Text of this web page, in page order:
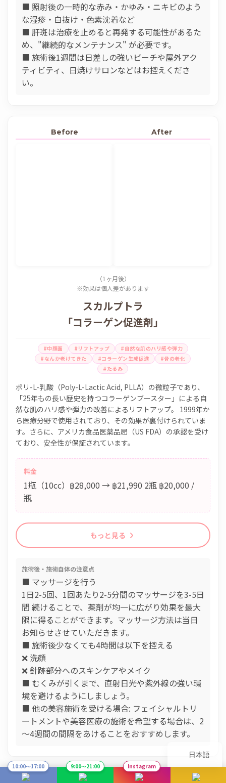
■ 照射後の一時的な赤み・かゆみ・ニキビのよう
な湿疹・白抜け・色素沈着など
■ 肝斑は治療を止めると再発する可能性があるた
め、"継続的なメンテナンス" が必要です。
■ 施術後1週間は日差しの強いビーチや屋外アク
ティビティ、日焼けサロンなどはお控えくださ
い。
Before After
（1ヶ月後）
※効果は個人差があります
スカルプトラ
「コラーゲン促進剤」
#中顔面 #リフトアップ
#自然な肌のハリ感や弾力
#なんか老けてきた
#コラーゲン生成促進
#骨の老化
#たるみ
ポリ-L-乳酸（Poly-L-Lactic Acid, PLLA）の微粒子であり、
「25年もの長い歴史を持つコラーゲンブースター」による自
然な肌のハリ感や弾力の改善によるリフトアップ。 1999年か
ら医療分野で使用されており、その効果が裏付けられていま
す。さらに、アメリカ食品医薬品局（US FDA）の承認を受け
ており、安全性が保証されています。
料金
1瓶（10cc）฿28,000 → ฿21,990 2瓶 ฿20,000 /
瓶
もっと見る
施術後・施術自体の注意点
■ マッサージを行う
1日2-5回、1回あたり2-5分間のマッサージを3-5日
間 続けることで、薬剤が均一に広がり効果を最大
限に得ることができます。マッサージ方法は当日
お知らせさせていただきます。
■ 施術後少なくても4時間は以下を控える
❌ 洗顔
❌ 針跡部分へのスキンケアやメイク
■ むくみが引くまで、直射日光や紫外線の強い環
境を避けるようにしましょう。
■ 他の美容施術を受ける場合: フェイシャルトリ
ートメントや美容医療の施術を希望する場合は、2
～4週間の間隔をあけることをおすすめします。
10:00〜17:00 9:00〜21:00 Instagram
日本語